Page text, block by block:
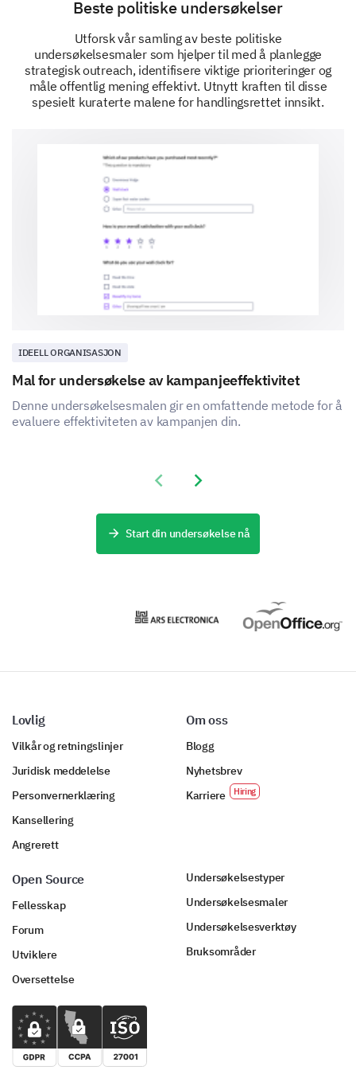
Beste politiske undersøkelser
Utforsk vår samling av beste politiske
undersøkelsesmaler som hjelper til med å planlegge
strategisk outreach, identifisere viktige prioriteringer og
måle offentlig mening effektivt. Utnytt kraften til disse
spesielt kuraterte malene for handlingsrettet innsikt.
IDEELL ORGANISASJON
Mal for undersøkelse av kampanjeeffektivitet
Denne undersøkelsesmalen gir en omfattende metode for å
evaluere effektiviteten av kampanjen din.
Previous slide
Next slide
Start din undersøkelse nå
Lovlig
Vilkår og retningslinjer
Juridisk meddelelse
Personvernerklæring
Kansellering
Angrerett
Om oss
Blogg
Nyhetsbrev
Karriere
Open Source
Fellesskap
Forum
Utviklere
Oversettelse
Undersøkelsestyper
Undersøkelsesmaler
Undersøkelsesverktøy
Bruksområder